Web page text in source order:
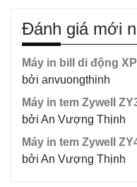
Đánh giá mới
Máy in bill di động
bởi anvuongthinh
Máy in tem Zywell
bởi An Vượng Thịnh
Máy in tem Zywell
bởi An Vượng Thịnh